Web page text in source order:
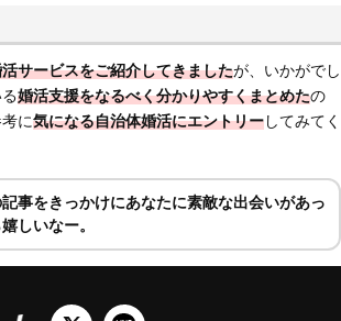
サービスをご紹介してきましたが、いかがでし
婚活支援をなるべく分かりやすくまとめたの
に気になる自治体婚活にエントリーしてみてく
記事をきっかけにあなたに素敵な出会いがあっ
しいなー。